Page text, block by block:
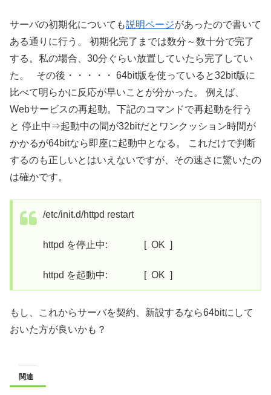
サーバの初期化についても説明ページがあったので書いて
ある通りに行う。 初期化完了までは数分～数十分で完了
する。私の場合、30分ぐらい放置していたら完了してい
た。 その後・・・・・ 64bit版を使っていると32bit版に
比べて明らかに反応が早いことが分かった。 例えば、
Webサービスの再起動。下記のコマンドで再起動を行う
と 停止中⇒起動中の間が32bitだとワンクッション時間が
かかるが64bitなら即座に起動中となる。 これだけで判断
するのも正しいとはいえないですが、その速さに驚いたの
は確かです。
/etc/init.d/httpd restart
httpd を停止中: [ OK ]
httpd を起動中: [ OK ]
もし、これからサーバを契約、新設するなら64bitにして
おいた方が良いかも？
関連